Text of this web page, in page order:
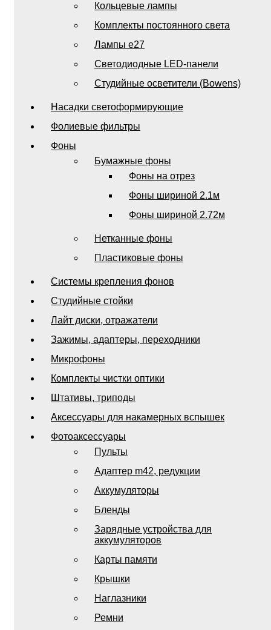
Кольцевые лампы
Комплекты постоянного света
Лампы e27
Светодиодные LED-панели
Студийные осветители (Bowens)
Насадки светоформирующие
Фолиевые фильтры
Фоны
Бумажные фоны
Фоны на отрез
Фоны шириной 2.1м
Фоны шириной 2.72м
Нетканные фоны
Пластиковые фоны
Системы крепления фонов
Студийные стойки
Лайт диски, отражатели
Зажимы, адаптеры, переходники
Микрофоны
Комплекты чистки оптики
Штативы, триподы
Аксессуары для накамерных вспышек
Фотоаксессуары
Пульты
Адаптер m42, редукции
Аккумуляторы
Бленды
Зарядные устройства для
аккумуляторов
Карты памяти
Крышки
Наглазники
Ремни